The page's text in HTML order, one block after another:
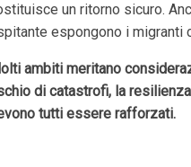
un ritorno sicuro.
espongono i migranti
ambiti meritano
di catastrofi, la
tutti essere rafforzati.